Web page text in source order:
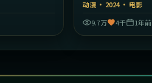
动漫· 2024· 电影
9.7万
4千 1年前